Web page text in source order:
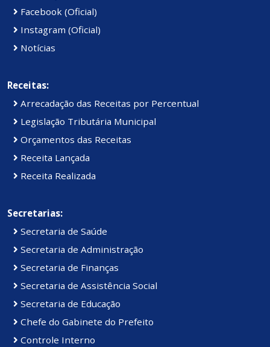
Facebook (Oficial)
Instagram (Oficial)
Notícias
Receitas:
Arrecadação das Receitas por Percentual
Legislação Tributária Municipal
Orçamentos das Receitas
Receita Lançada
Receita Realizada
Secretarias:
Secretaria de Saúde
Secretaria de Administração
Secretaria de Finanças
Secretaria de Assistência Social
Secretaria de Educação
Chefe do Gabinete do Prefeito
Controle Interno